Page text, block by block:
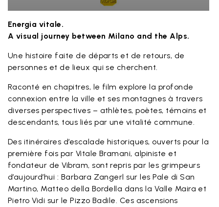
Energia vitale.
A visual journey between Milano and the Alps.
Une histoire faite de départs et de retours, de
personnes et de lieux qui se cherchent.
Raconté en chapitres, le film explore la profonde
connexion entre la ville et ses montagnes à travers
diverses perspectives – athlètes, poètes, témoins et
descendants, tous liés par une vitalité commune.
Des itinéraires d’escalade historiques, ouverts pour la
première fois par Vitale Bramani, alpiniste et
fondateur de Vibram, sont repris par les grimpeurs
d’aujourd’hui : Barbara Zangerl sur les Pale di San
Martino, Matteo della Bordella dans la Valle Maira et
Pietro Vidi sur le Pizzo Badile. Ces ascensions